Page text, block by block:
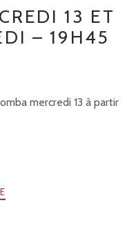
13 ET
– 19H45
mercredi 13 à partir